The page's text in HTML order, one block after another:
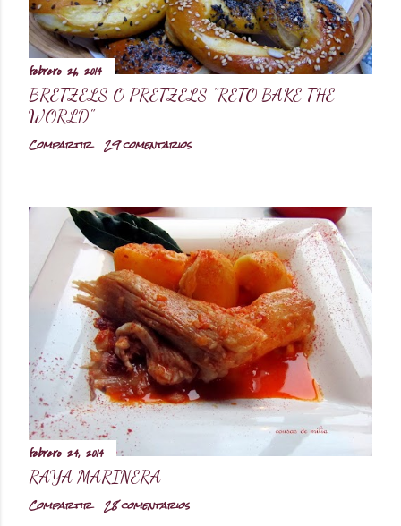
febrero 26, 2014
BRETZELS O PRETZELS "RETO BAKE THE
WORLD"
Compartir 29 comentarios
febrero 24, 2014
RAYA MARINERA
Compartir 28 comentarios